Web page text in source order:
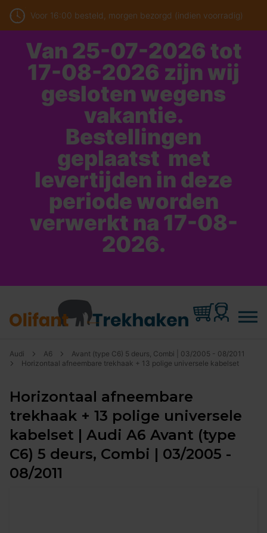
Voor 16:00 besteld, morgen bezorgd (indien voorradig)
Van 25-07-2026 tot
17-08-2026 zijn wij
gesloten wegens
vakantie.
Bestellingen
geplaatst met
levertijden in deze
periode worden
verwerkt na 17-08-
2026.
Audi A6
Avant (type C6) 5 deurs, Combi | 03/2005 - 08/2011
Horizontaal afneembare trekhaak + 13 polige universele kabelset
Horizontaal afneembare
trekhaak + 13 polige universele
kabelset | Audi A6 Avant (type
C6) 5 deurs, Combi | 03/2005 -
08/2011